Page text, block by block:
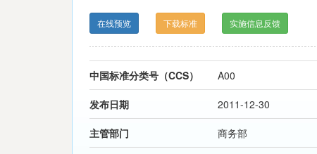
在线预览 下载标准 实施信息反馈
中国标准分类号（CCS） A00
发布日期 2011-12-30
主管部门 商务部